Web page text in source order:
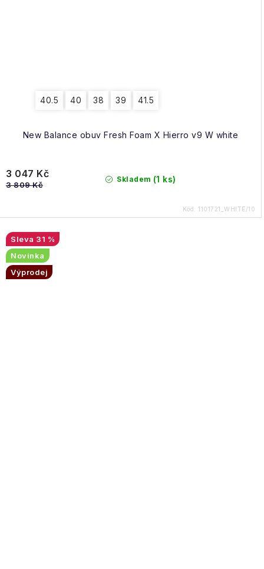
New Balance obuv Fresh Foam X Hierro v9 W white
40.5 40 38 39 41.5
Skladem (1 ks)
3 047 Kč
3 809 Kč
Kód: 1101721_WHITE/10
31 %
Novinka
Výprodej